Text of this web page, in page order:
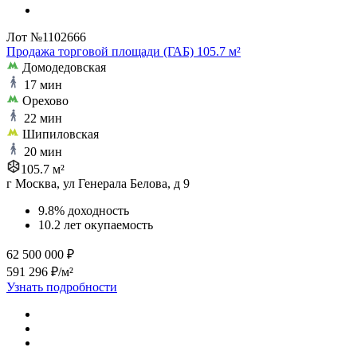
Лот №1102666
Продажа торговой площади (ГАБ) 105.7 м²
Домодедовская
17 мин
Орехово
22 мин
Шипиловская
20 мин
105.7 м²
г Москва, ул Генерала Белова, д 9
9.8% доходность
10.2 лет окупаемость
62 500 000 ₽
591 296 ₽/м²
Узнать подробности